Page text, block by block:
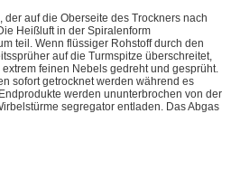
der auf die Oberseite des Trockners nach
Heißluft in der Spiralenform
teil. Wenn flüssiger Rohstoff durch den
auf die Turmspitze überschreitet,
feinen Nebels gedreht und gesprüht.
sofort getrocknet werden während es
werden ununterbrochen von der
segregator entladen. Das Abgas